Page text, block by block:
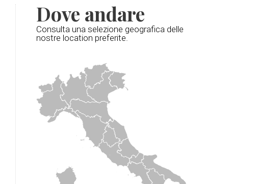
Dove andare
Consulta una selezione geografica delle
nostre location preferite.